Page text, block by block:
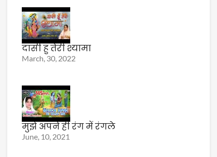
दासी हु तेरी श्यामा
March, 30, 2022
मुझे अपने ही रंग में रंगले
June, 10, 2021